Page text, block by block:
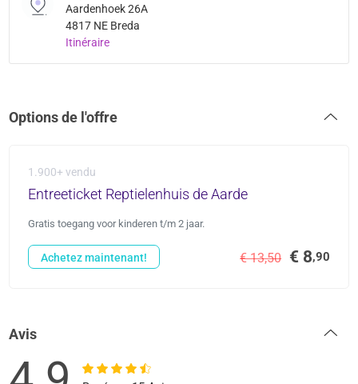
Aardenhoek 26A
4817 NE Breda
Itinéraire
Options de l'offre
1.900+ vendu
Entreeticket Reptielenhuis de Aarde
Gratis toegang voor kinderen t/m 2 jaar.
€ 13,50 € 8,90
Achetez maintenant!
Avis